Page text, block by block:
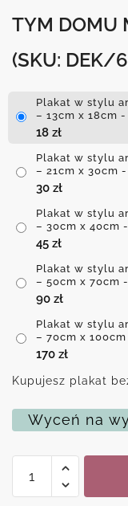
TYM DOMU
(SKU: DEK/
Plakat w stylu
– 13cm x 18cm
18 zł
Plakat w stylu
– 21cm x 30cm
30 zł
Plakat w stylu
– 30cm x 40cm
45 zł
Plakat w stylu
– 50cm x 70cm
90 zł
Plakat w stylu
– 70cm x
170 zł
Kupujesz plakat
Wyceń na
Plakat